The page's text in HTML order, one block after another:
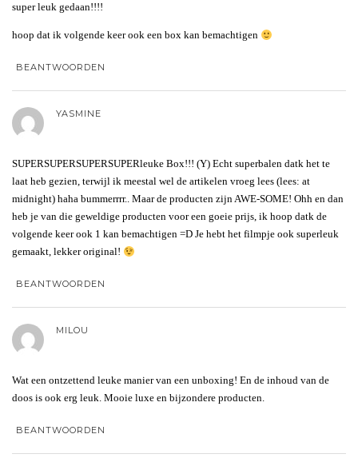
super leuk gedaan!!!!
hoop dat ik volgende keer ook een box kan bemachtigen
BEANTWOORDEN
YASMINE
SUPERSUPERSUPERSUPERleuke Box!!! (Y) Echt superbalen datk het te
laat heb gezien, terwijl ik meestal wel de artikelen vroeg lees (lees: at
midnight) haha bummerrrr.. Maar de producten zijn AWE-SOME! Ohh en dan
heb je van die geweldige producten voor een goeie prijs, ik hoop datk de
volgende keer ook 1 kan bemachtigen =D Je hebt het filmpje ook superleuk
gemaakt, lekker original!
BEANTWOORDEN
MILOU
Wat een ontzettend leuke manier van een unboxing! En de inhoud van de
doos is ook erg leuk. Mooie luxe en bijzondere producten.
BEANTWOORDEN